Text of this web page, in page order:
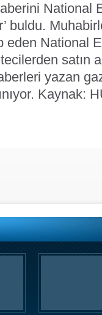
National
buldu.
eden National
satın
yazan
Kaynak: